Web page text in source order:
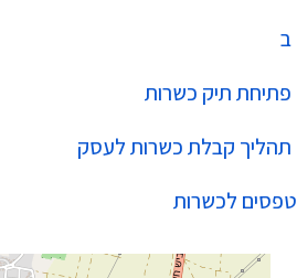
בהידור הכשרות
פתיחת תיק כשרות
תהליך קבלת כשרות לעסק
טפסים לכשרות